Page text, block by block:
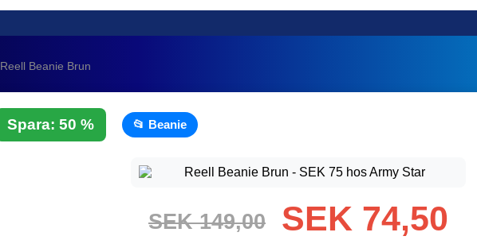
Reell Beanie Brun
Spara: 50 % 📂 Beanie
SEK 149,00 SEK 74,50